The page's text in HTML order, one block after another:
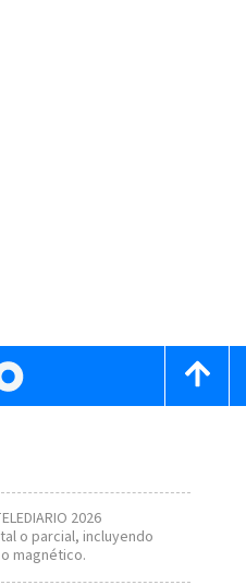
2026
o parcial, incluyendo
magnético.